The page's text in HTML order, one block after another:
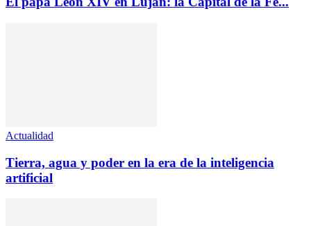
Actualidad
Tierra, agua y poder en la era de la inteligencia
artificial